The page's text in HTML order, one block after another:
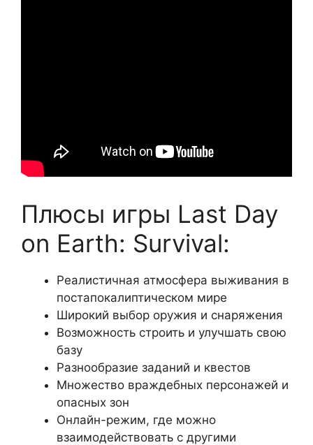
Плюсы игры Last Day
on Earth: Survival:
Реалистичная атмосфера выживания в
постапокалиптическом мире
Широкий выбор оружия и снаряжения
Возможность строить и улучшать свою
базу
Разнообразие заданий и квестов
Множество враждебных персонажей и
опасных зон
Онлайн-режим, где можно
взаимодействовать с другими